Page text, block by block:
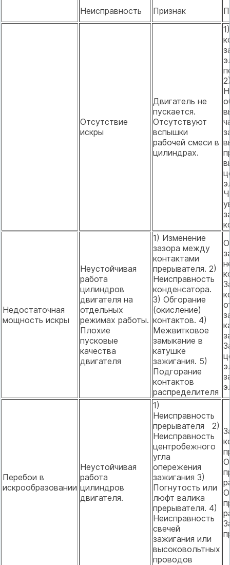
Неисправность Признак
Отсутствие
искры
Двигатель не
пускается.
Отсутствуют
вспышки
рабочей смеси в
цилиндрах.
Недостаточная
мощность искры
Неустойчивая
работа
цилиндров
двигателя на
отдельных
режимах работы.
Плохие
пусковые
качества
двигателя
1) Изменение
зазора между
контактами
прерывателя. 2)
Неисправность
конденсатора.
3) Обгорание
(окисление)
контактов. 4)
Межвитковое
замыкание в
катушке
зажигания. 5)
Подгорание
контактов
распределителя
Перебои в
искрообразовании
Неустойчивая
работа
цилиндров
двигателя.
1)
Неисправность
прерывателя 2)
Неисправность
центробежного
угла
опережения
зажигания 3)
Погнутость или
люфт валика
прерывателя. 4)
Неисправность
свечей
зажигания или
высоковольтных
проводов